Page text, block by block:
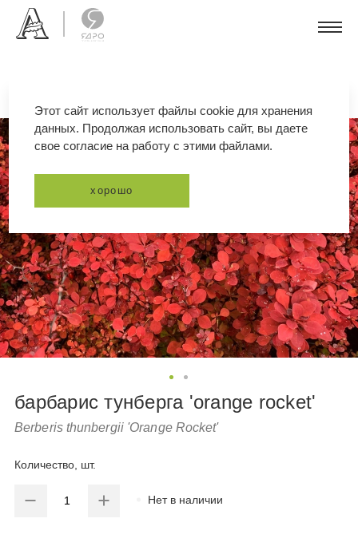
барбарис тунберга 'orange rocket'
Berberis thunbergii 'Orange Rocket'
Количество, шт.
Нет в наличии
Этот сайт использует файлы cookie для хранения
данных. Продолжая использовать сайт, вы даете
свое согласие на работу с этими файлами.
хорошо